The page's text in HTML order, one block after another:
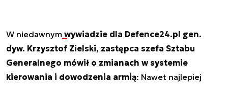
W niedawnym wywiadzie dla Defence24.pl gen.
dyw. Krzysztof Zielski, zastępca szefa Sztabu
Generalnego mówił o zmianach w systemie
kierowania i dowodzenia armią: Nawet najlepiej